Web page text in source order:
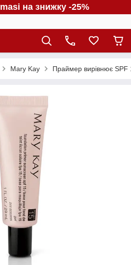
на знижку -25%
Mary Kay Праймер вирівнює